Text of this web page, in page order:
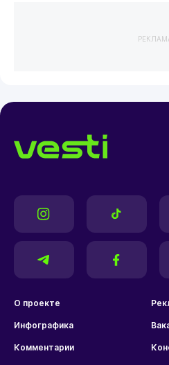
О проекте
Инфографика
Комментарии